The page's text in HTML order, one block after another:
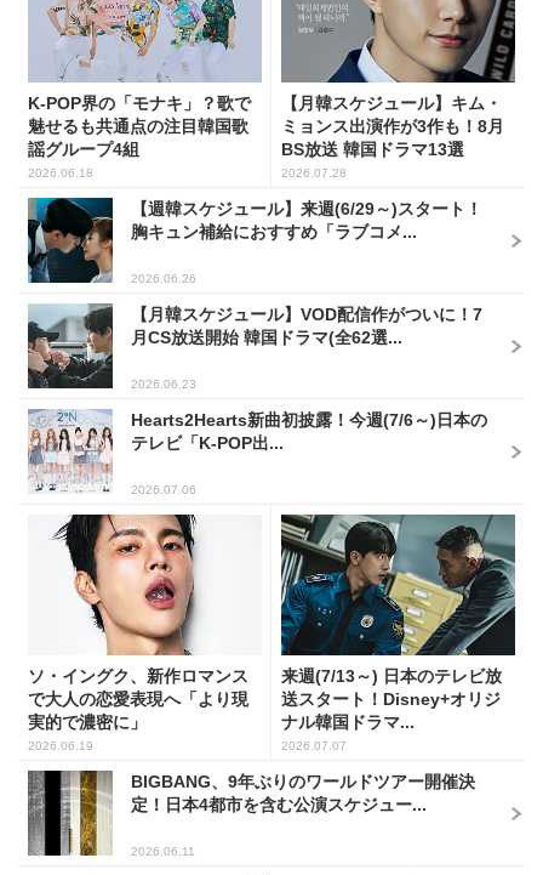
K-POP界の「モナキ」？歌で
魅せるも共通点の注目韓国歌
謡グループ4組
2026.06.18
【月韓スケジュール】キム・
ミョンス出演作が3作も！8月
BS放送 韓国ドラマ13選
2026.07.28
【週韓スケジュール】来週(6/29～)スタート！
胸キュン補給におすすめ「ラブコメ...
2026.06.26
【月韓スケジュール】VOD配信作がついに！7
月CS放送開始 韓国ドラマ(全62選...
2026.06.23
Hearts2Hearts新曲初披露！今週(7/6～)日本の
テレビ「K-POP出...
2026.07.06
ソ・イングク、新作ロマンス
で大人の恋愛表現へ「より現
実的で濃密に」
2026.06.19
来週(7/13～) 日本のテレビ放
送スタート！Disney+オリジ
ナル韓国ドラマ...
2026.07.07
BIGBANG、9年ぶりのワールドツアー開催決
定！日本4都市を含む公演スケジュー...
2026.06.11